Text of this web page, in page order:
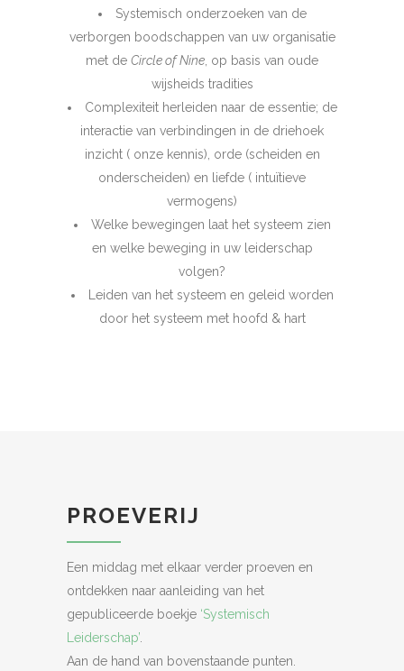
Systemisch onderzoeken van de
verborgen boodschappen van uw organisatie
met de Circle of Nine , op basis van oude
wijsheids tradities
Complexiteit herleiden naar de essentie; de
interactie van verbindingen in de driehoek
inzicht ( onze kennis), orde (scheiden en
onderscheiden) en liefde ( intuïtieve
vermogens)
Welke bewegingen laat het systeem zien
en welke beweging in uw leiderschap
volgen?
Leiden van het systeem en geleid worden
door het systeem met hoofd & hart
PROEVERIJ
Een middag met elkaar verder proeven en
ontdekken naar aanleiding van het
gepubliceerde boekje ‘Systemisch
Leiderschap’
Aan de hand van bovenstaande punten.